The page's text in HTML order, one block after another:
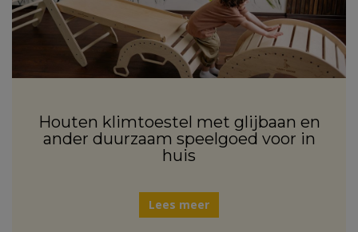
Houten klimtoestel met glijbaan en
ander duurzaam speelgoed voor in
huis
Lees meer